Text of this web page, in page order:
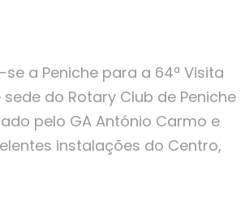
a Peniche para a 64ª Visita
do Rotary Club de Peniche
pelo GA António Carmo e
instalações do Centro,